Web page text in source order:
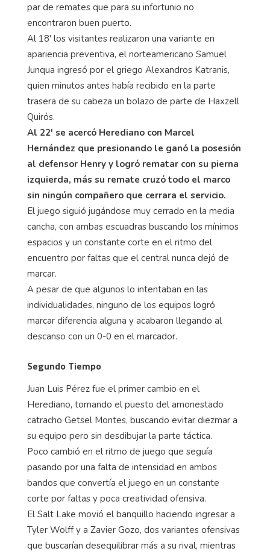
par de remates que para su infortunio no
encontraron buen puerto.
Al 18' los visitantes realizaron una variante en
apariencia preventiva, el norteamericano Samuel
Junqua ingresó por el griego Alexandros Katranis,
quien minutos antes había recibido en la parte
trasera de su cabeza un bolazo de parte de Haxzell
Quirós.
Al 22' se acercó Herediano con Marcel
Hernández que presionando le ganó la posesión
al defensor Henry y logró rematar con su pierna
izquierda, más su remate cruzó todo el marco
sin ningún compañero que cerrara el servicio.
El juego siguió jugándose muy cerrado en la media
cancha, con ambas escuadras buscando los mínimos
espacios y un constante corte en el ritmo del
encuentro por faltas que el central nunca dejó de
marcar.
A pesar de que algunos lo intentaban en las
individualidades, ninguno de los equipos logró
marcar diferencia alguna y acabaron llegando al
descanso con un 0-0 en el marcador.
Segundo Tiempo
Juan Luis Pérez fue el primer cambio en el
Herediano, tomando el puesto del amonestado
catracho Getsel Montes, buscando evitar diezmar a
su equipo pero sin desdibujar la parte táctica.
Poco cambió en el ritmo de juego que seguía
pasando por una falta de intensidad en ambos
bandos que convertía el juego en un constante
corte por faltas y poca creatividad ofensiva.
El Salt Lake movió el banquillo haciendo ingresar a
Tyler Wolff y a Zavier Gozo, dos variantes ofensivas
que buscarían desequilibrar más a su rival, mientras